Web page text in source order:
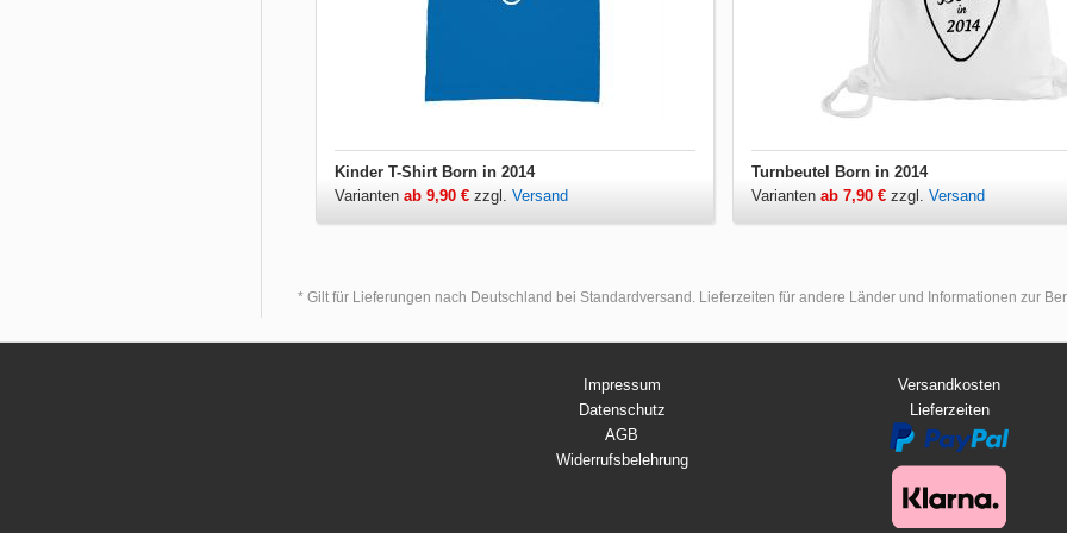
Kinder T-Shirt Born in 2014
Varianten ab 9,90 € zzgl. Versand
Turnbeutel Born in 2014
Varianten ab 7,90 €zzgl. Versand
* Gilt für Lieferungen nach Deutschland bei Standardversand. Lieferzeiten für andere Länder und Informationen zur
Impressum
Datenschutz
AGB
Widerrufsbelehrung
Versandkosten
Lieferzeiten